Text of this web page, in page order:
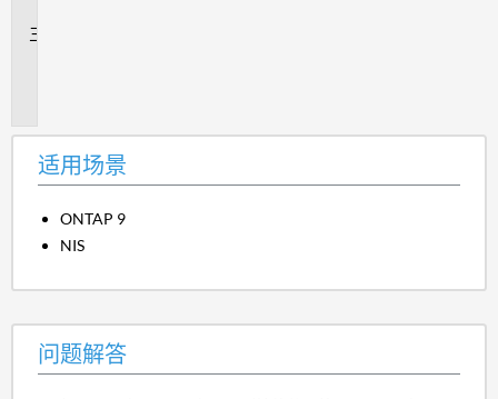
适用场景
ONTAP 9
NIS
问题解答